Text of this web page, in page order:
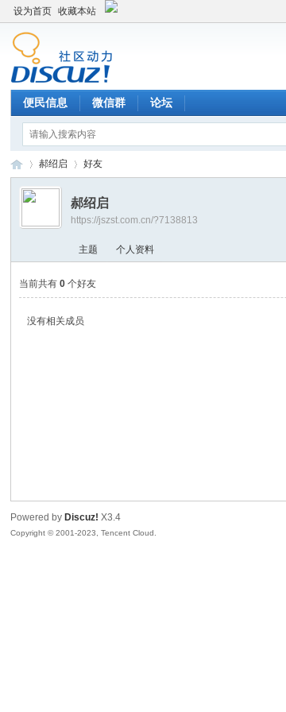
设为首页 收藏本站
便民信息 微信群 论坛
›
郝绍启 好友
郝绍启
https://jszst.com.cn/?7138813
主题 个人资料
当前共有0 个好友
没有相关成员
Powered by Discuz! X3.4
Copyright © 2001-2023, Tencent Cloud.